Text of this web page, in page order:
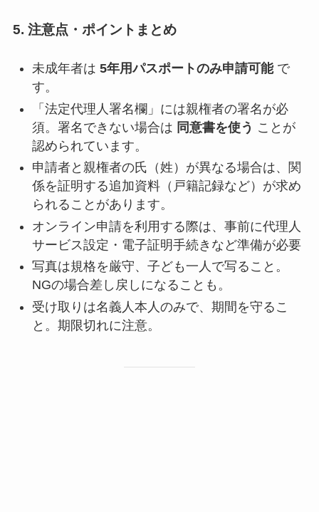
5. 注意点・ポイントまとめ
未成年者は 5年用パスポートのみ申請可能で
す。
「法定代理人署名欄」には親権者の署名が必
須。署名できない場合は 同意書を使う ことが
認められています。
申請者と親権者の氏（姓）が異なる場合は、関
係を証明する追加資料（戸籍記録など）が求め
られることがあります。
オンライン申請を利用する際は、事前に代理人
サービス設定・電子証明手続きなど準備が必要
写真は規格を厳守、子ども一人で写ること。
NGの場合差し戻しになることも。
受け取りは名義人本人のみで、期間を守るこ
と。期限切れに注意。